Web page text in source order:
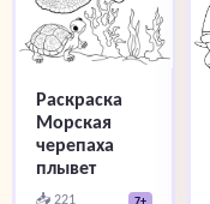
Раскраска
Морская
черепаха
плывет
📥 221